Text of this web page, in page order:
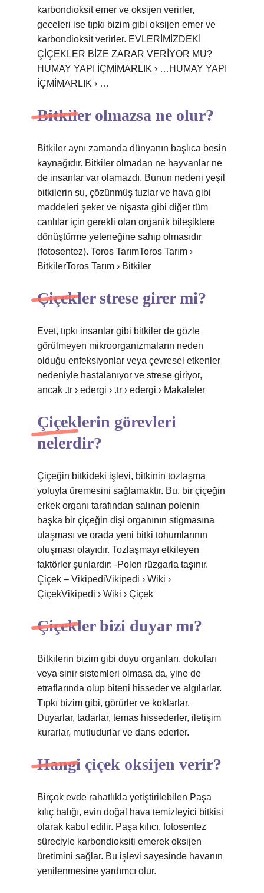
karbondioksit emer ve oksijen verirler,
geceleri ise tıpkı bizim gibi oksijen emer ve
karbondioksit verirler. EVLERİMİZDEKİ
ÇİÇEKLER BİZE ZARAR VERİYOR MU?
HUMAY YAPI İÇMİMARLIK › …HUMAY YAPI
İÇMİMARLIK › …
Bitkiler olmazsa ne olur?
Bitkiler aynı zamanda dünyanın başlıca besin
kaynağıdır. Bitkiler olmadan ne hayvanlar ne
de insanlar var olamazdı. Bunun nedeni yeşil
bitkilerin su, çözünmüş tuzlar ve hava gibi
maddeleri şeker ve nişasta gibi diğer tüm
canlılar için gerekli olan organik bileşiklere
dönüştürme yeteneğine sahip olmasıdır
(fotosentez). Toros TarımToros Tarım ›
BitkilerToros Tarım › Bitkiler
Çiçekler strese girer mi?
Evet, tıpkı insanlar gibi bitkiler de gözle
görülmeyen mikroorganizmaların neden
olduğu enfeksiyonlar veya çevresel etkenler
nedeniyle hastalanıyor ve strese giriyor,
ancak .tr › edergi › .tr › edergi › Makaleler
Çiçeklerin görevleri
nelerdir?
Çiçeğin bitkideki işlevi, bitkinin tozlaşma
yoluyla üremesini sağlamaktır. Bu, bir çiçeğin
erkek organı tarafından salınan polenin
başka bir çiçeğin dişi organının stigmasına
ulaşması ve orada yeni bitki tohumlarının
oluşması olayıdır. Tozlaşmayı etkileyen
faktörler şunlardır: -Polen rüzgarla taşınır.
Çiçek – VikipediVikipedi › Wiki ›
ÇiçekVikipedi › Wiki › Çiçek
Çiçekler bizi duyar mı?
Bitkilerin bizim gibi duyu organları, dokuları
veya sinir sistemleri olmasa da, yine de
etraflarında olup biteni hisseder ve algılarlar.
Tıpkı bizim gibi, görürler ve koklarlar.
Duyarlar, tadarlar, temas hissederler, iletişim
kurarlar, mutludurlar ve dans ederler.
Hangi çiçek oksijen verir?
Birçok evde rahatlıkla yetiştirilebilen Paşa
kılıç balığı, evin doğal hava temizleyici bitkisi
olarak kabul edilir. Paşa kılıcı, fotosentez
süreciyle karbondioksiti emerek oksijen
üretimini sağlar. Bu işlevi sayesinde havanın
yenilenmesine yardımcı olur.